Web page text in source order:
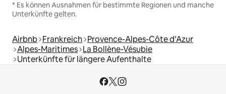
* Es können Ausnahmen für bestimmte Regionen und manche
Unterkünfte gelten.
Airbnb Frankreich Provence-Alpes-Côte d’Azur
Alpes-Maritimes La Bollène-Vésubie
Unterkünfte für längere Aufenthalte